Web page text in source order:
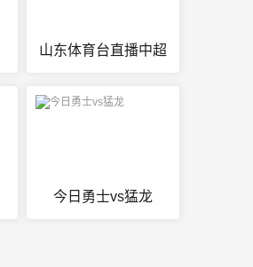
山东体育台直播中超
今日勇士vs猛龙